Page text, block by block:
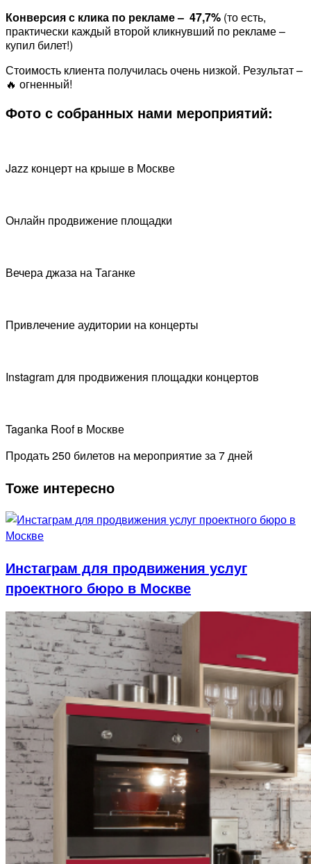
Конверсия с клика по рекламе – 47,7% (то есть,
практически каждый второй кликнувший по рекламе –
купил билет!)
Стоимость клиента получилась очень низкой. Результат –
🔥 огненный!
Фото с собранных нами мероприятий:
Jazz концерт на крыше в Москве
Онлайн продвижение площадки
Вечера джаза на Таганке
Привлечение аудитории на концерты
Instagram для продвижения площадки концертов
Taganka Roof в Москве
Продать 250 билетов на мероприятие за 7 дней
Тоже интересно
Инстаграм для продвижения услуг
проектного бюро в Москве